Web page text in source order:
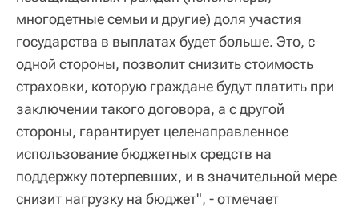
многодетные семьи и другие) доля участия
государства в выплатах будет больше. Это, с
одной стороны, позволит снизить стоимость
страховки, которую граждане будут платить при
заключении такого договора, а с другой
стороны, гарантирует целенаправленное
использование бюджетных средств на
поддержку потерпевших, и в значительной мере
снизит нагрузку на бюджет", - отмечает